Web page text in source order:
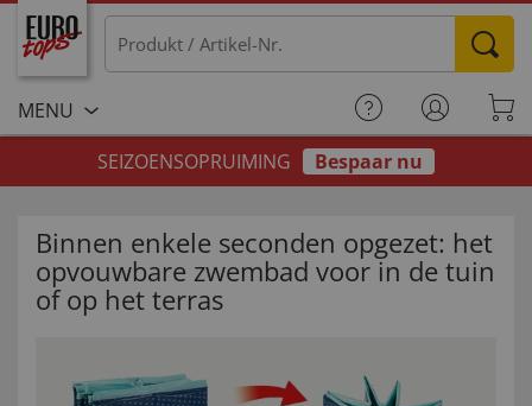
MENU
SEIZOENSOPRUIMING
Bespaar nu
Binnen enkele seconden opgezet: het
opvouwbare zwembad voor in de tuin
of op het terras